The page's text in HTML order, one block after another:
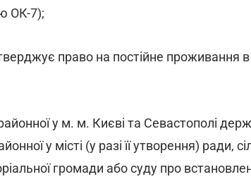
ОК-7);
право на постійне проживання в
у м. м. Києві та Севастополі
у місті (у разі її утворення) ради,
громади або суду про